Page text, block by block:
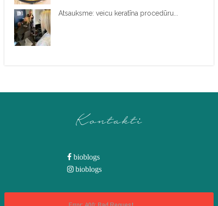
Atsauksme: veicu keratīna procedūru...
Kontakti
bioblogs
bioblogs